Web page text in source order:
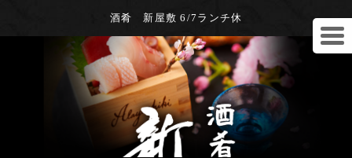
酒肴 新屋敷 6/7ランチ休